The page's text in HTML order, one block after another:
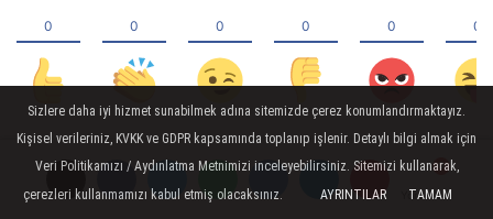
Yorumlar
Yorumlar
Yorumlar
Yorumlar
YORUMLAR
Sizlere daha iyi hizmet sunabilmek adına sitemizde çerez konumlandırmaktayız.
Kişisel verileriniz, KVKK ve GDPR kapsamında toplanıp işlenir. Detaylı bilgi almak için
Veri Politikamızı / Aydınlatma Metnimizi inceleyebilirsiniz. Sitemizi kullanarak,
çerezleri kullanmamızı kabul etmiş olacaksınız.
AYRINTILAR TAMAM